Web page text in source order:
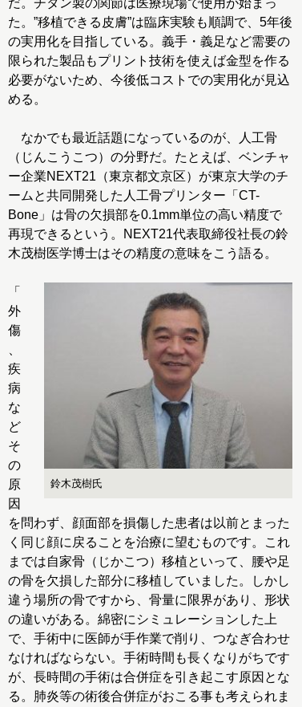
だ。チタン製の関節は医療現場で使用が始まっ
た。”移植できる皮膚”は臨床実験も順調で、5年後
の実用化を目指している。義手・義足など需要の
限られた製品もプリント技術を使えば金型を作る
必要がないため、今後低コストでの実用化が見込
める。
なかでも最近話題になっているのが、人工骨
（じんこうこつ）の分野だ。たとえば、ベンチャ
ー企業NEXT21（東京都文京区）が東京大学のチ
ームと共同開発した人工骨プリンター「CT-
Bone」は骨の欠損部を0.1mm単位の高い精度で
再現できるという。NEXT21代表取締役社長の鈴
木茂樹医学博士はその精度の意味をこう語る。
鈴木茂樹氏
「
外
傷
疾
病
な
ど
そ
の
原
因
を問わず、顔面部を損傷した患者は以前とまった
く同じ顔に戻ることを治療に望むものです。これ
までは自家骨（じかこつ）移植といって、腰や足
の骨を欠損した部分に移植していました。しかし
違う場所の骨ですから、骨量に限界があり、形状
の違いがある。綿密にシミュレーションした上
で、手術中に医師が手作業で削り、つなぎ合わせ
なければならない。手術時間も長くなりがちです
が、長時間の手術は合併症を引き起こす原因とな
る。肺炎等の術後合併症がおこる事も考えられま